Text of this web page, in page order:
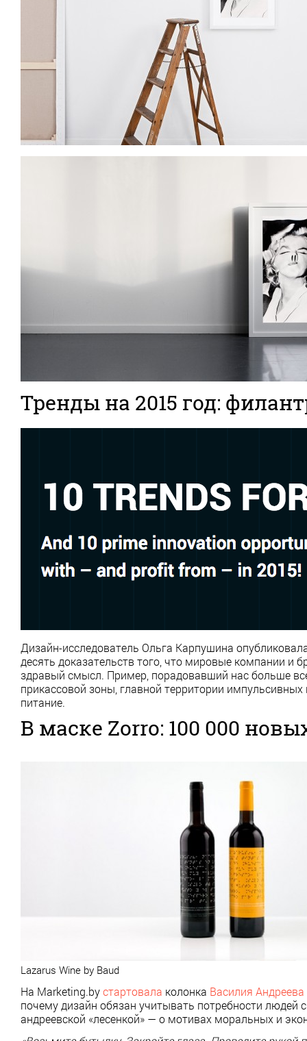
Тренды на 2015 год:
Дизайн-исследователь Ольга Карпушина
десять доказательств того, что мировые компании и
здравый смысл. Пример, порадовавший нас больше
прикассовой зоны, главной территории
питание.
В маске Zorro: 100 000
Lazarus Wine by Baud
На Marketing.byстартовала колонка Василия Андреева
почему дизайн обязан учитывать потребности
андреевской «лесенкой» — о мотивах моральных и